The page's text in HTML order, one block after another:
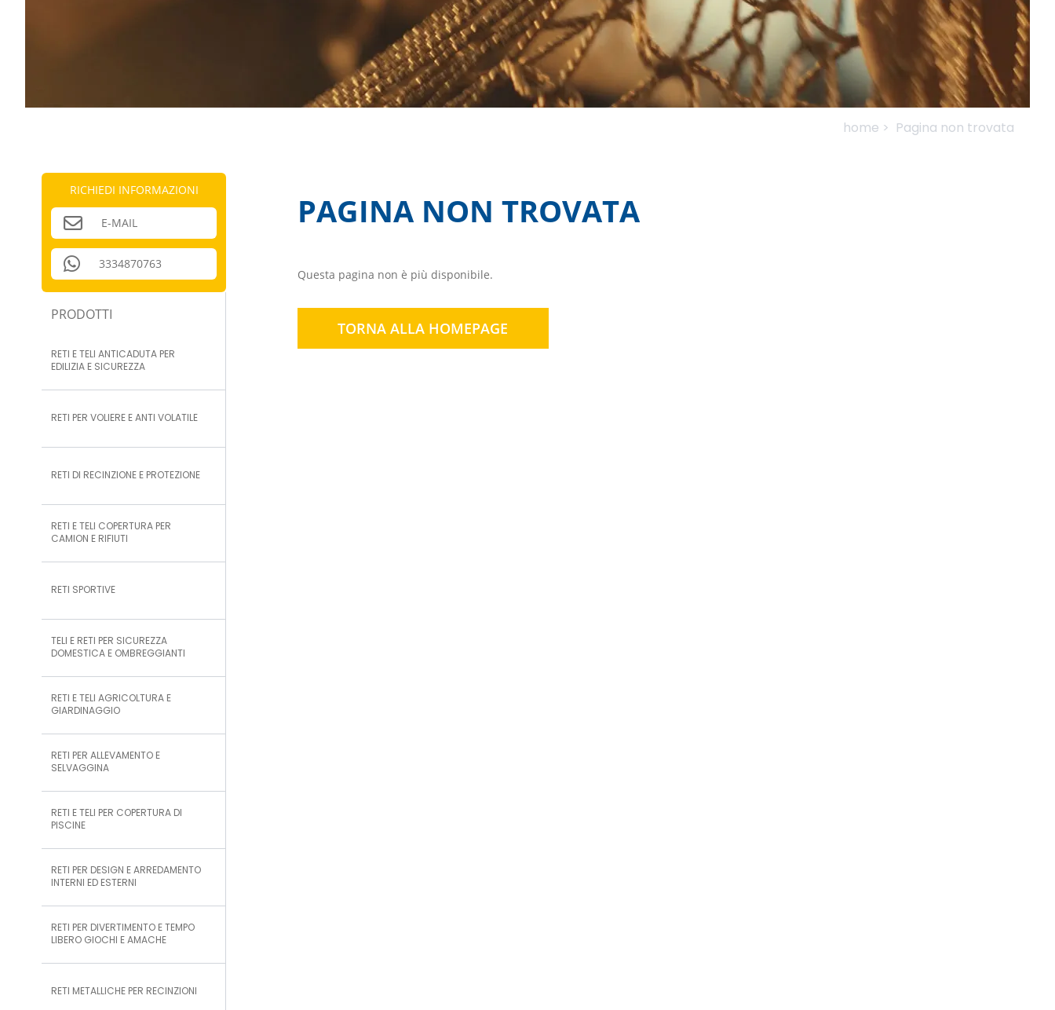
RICHIEDI INFORMAZIONI
E-MAIL
3334870763
PRODOTTI
RETI E TELI ANTICADUTA PER
EDILIZIA E SICUREZZA
RETI PER VOLIERE E ANTI VOLATILE
RETI DI RECINZIONE E PROTEZIONE
RETI E TELI COPERTURA PER
CAMION E RIFIUTI
RETI SPORTIVE
TELI E RETI PER SICUREZZA
DOMESTICA E OMBREGGIANTI
RETI E TELI AGRICOLTURA E
GIARDINAGGIO
RETI PER ALLEVAMENTO E
SELVAGGINA
RETI E TELI PER COPERTURA DI
PISCINE
RETI PER DESIGN E ARREDAMENTO
INTERNI ED ESTERNI
RETI PER DIVERTIMENTO E TEMPO
LIBERO GIOCHI E AMACHE
RETI METALLICHE PER RECINZIONI
home > Pagina non trovata
PAGINA NON TROVATA
Questa pagina non è più disponibile.
TORNA ALLA HOMEPAGE